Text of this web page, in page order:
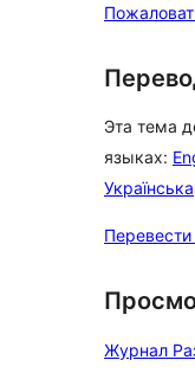
Эта тема
языках:
Українська
Журнал